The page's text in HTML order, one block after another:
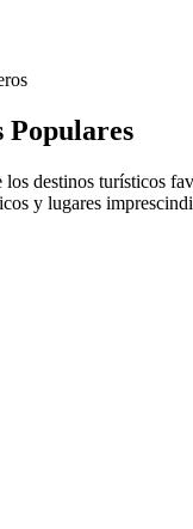
Populares
los destinos turísticos
y lugares